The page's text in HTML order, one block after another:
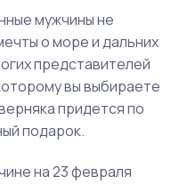
мужчины не
о море и дальних
представителей
вы выбираете
придется по
подарок.